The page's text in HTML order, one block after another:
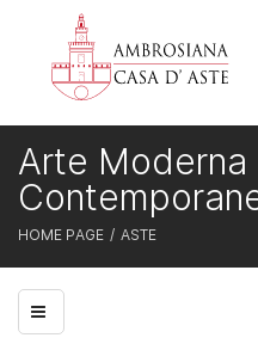
HOME PAGE ASTE
Arte Moderna e